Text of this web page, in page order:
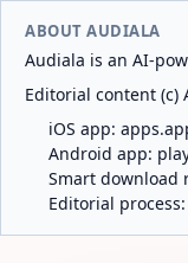
ABOUT AUDIALA
Audiala is an AI-
Editorial content
iOS app:
Android app:
Smart download
Editorial process: